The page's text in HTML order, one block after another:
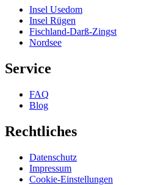
Insel Usedom
Insel Rügen
Fischland-Darß-Zingst
Nordsee
Service
FAQ
Blog
Rechtliches
Datenschutz
Impressum
Cookie-Einstellungen